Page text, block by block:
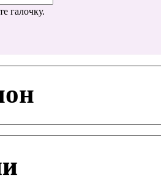
галочку.